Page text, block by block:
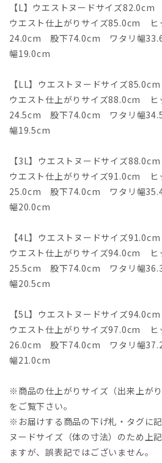
【L】ウエストヌードサイズ82.0cm
ウエスト仕上がりサイズ85.0cm
24.0cm 股下74.0cm ワタリ幅
幅19.0cm
【LL】ウエストヌードサイズ85.0cm
ウエスト仕上がりサイズ88.0cm
24.5cm 股下74.0cm ワタリ幅
幅19.5cm
【3L】ウエストヌードサイズ88.0cm
ウエスト仕上がりサイズ91.0cm
25.0cm 股下74.0cm ワタリ幅
幅20.0cm
【4L】ウエストヌードサイズ91.0cm
ウエスト仕上がりサイズ94.0cm
25.5cm 股下74.0cm ワタリ幅
幅20.5cm
【5L】ウエストヌードサイズ94.0cm
ウエスト仕上がりサイズ97.0cm
26.0cm 股下74.0cm ワタリ幅
幅21.0cm
※商品の仕上がりサイズ（出来上が
をご覧下さい。
※お届けする商品の下げ札・タグに
ヌードサイズ（体の寸法）のため上
ますが、誤表記ではございません。